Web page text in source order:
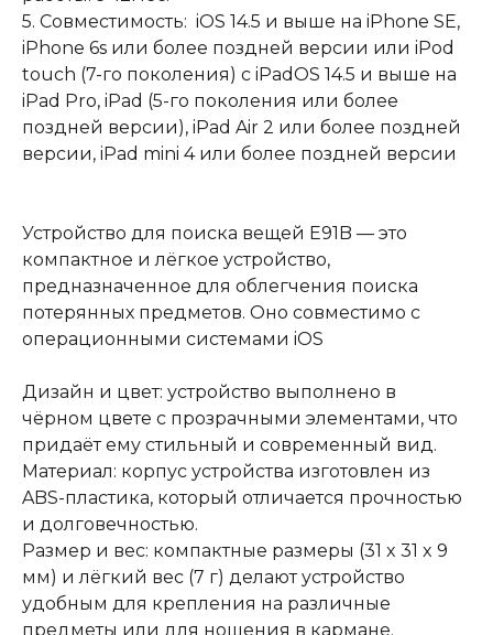
5. Совместимость: iOS 14.5 и выше на iPhone SE,
iPhone 6s или более поздней версии или iPod
touch (7-го поколения) с iPadOS 14.5 и выше на
iPad Pro, iPad (5-го поколения или более
поздней версии), iPad Air 2 или более поздней
версии, iPad mini 4 или более поздней версии
Устройство для поиска вещей E91B — это
компактное и лёгкое устройство,
предназначенное для облегчения поиска
потерянных предметов. Оно совместимо с
операционными системами iOS
Дизайн и цвет: устройство выполнено в
чёрном цвете с прозрачными элементами, что
придаёт ему стильный и современный вид.
Материал: корпус устройства изготовлен из
ABS-пластика, который отличается прочностью
и долговечностью.
Размер и вес: компактные размеры (31 x 31 x 9
мм) и лёгкий вес (7 г) делают устройство
удобным для крепления на различные
предметы или для ношения в кармане.